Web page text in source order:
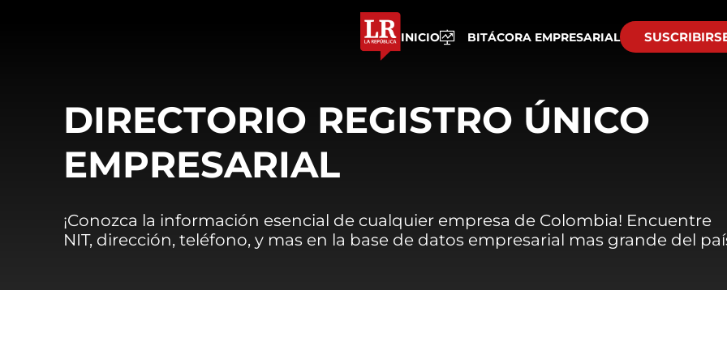
INICIO BITÁCORA EMPRESARIAL
DIRECTORIO REGISTRO ÚNICO
EMPRESARIAL
¡Conozca la información esencial de cualquier empresa de Colombia! Encuentre
NIT, dirección, teléfono, y mas en la base de datos empresarial mas grande del